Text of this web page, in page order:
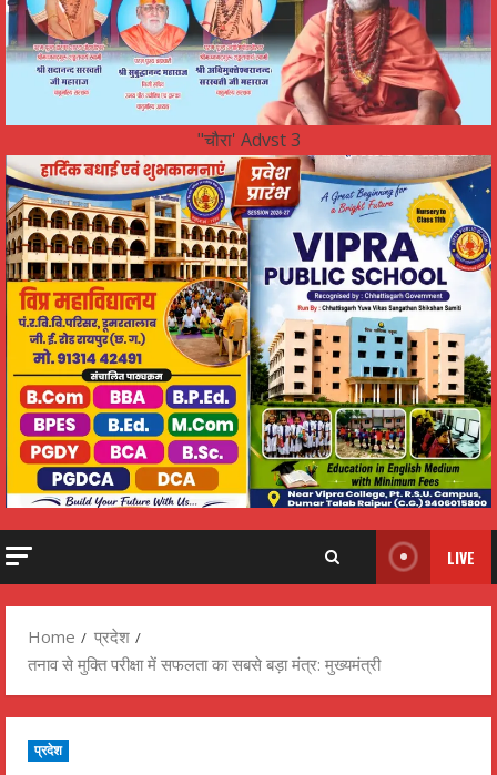
"चौरा' Advst 3
LIVE
Home
प्रदेश
तनाव से मुक्ति परीक्षा में सफलता का सबसे बड़ा मंत्र: मुख्यमंत्री
प्रदेश